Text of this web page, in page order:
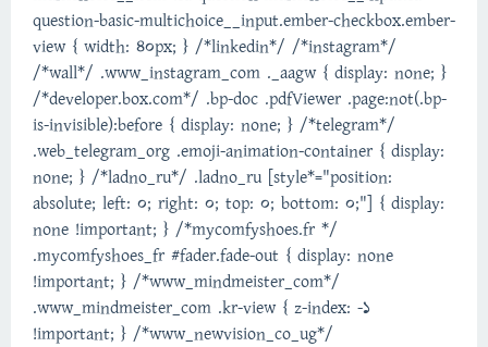
question-basic-multichoice__input.ember-checkbox.ember-
view { width: 40px; } /*linkedin*/ /*instagram*/
/*wall*/ .www_instagram_com ._aagw { display: none; }
/*developer.box.com*/ .bp-doc .pdfViewer .page:not(.bp-
is-invisible):before { display: none; } /*telegram*/
.web_telegram_org .emoji-animation-container { display:
none; } /*ladno_ru*/ .ladno_ru [style*="position:
absolute; left: 0; right: 0; top: 0; bottom: 0;"] { display:
none !important; } /*mycomfyshoes.fr */
.mycomfyshoes_fr #fader.fade-out { display: none
!important; } /*www_mindmeister_com*/
.www_mindmeister_com .kr-view { z-index: -1
!important; } /*www_newvision_co_ug*/